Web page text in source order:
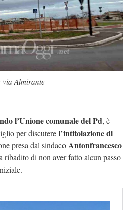
via Almirante
l’Unione comunale del Pd, è
per discuterel’intitolazione di
presa dal sindacoAntonfrancesco
ribadito di non aver fatto alcun passo